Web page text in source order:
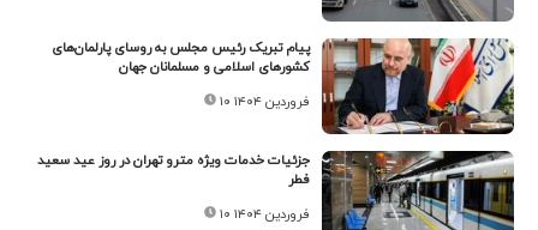
پیام تبریک رئیس مجلس به روسای پارلمان‌های
کشورهای اسلامی و مسلمانان جهان
۱۰ فروردین ۱۴۰۴
جزئیات خدمات ویژه مترو تهران در روز عید سعید
فطر
۱۰ فروردین ۱۴۰۴